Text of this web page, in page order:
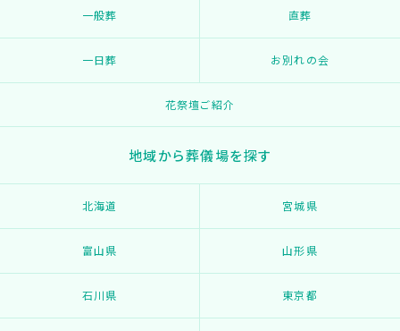
一般葬 直葬
一日葬 お別れの会
花祭壇ご紹介
地域から葬儀場を探す
北海道 宮城県
富山県 山形県
石川県 東京都